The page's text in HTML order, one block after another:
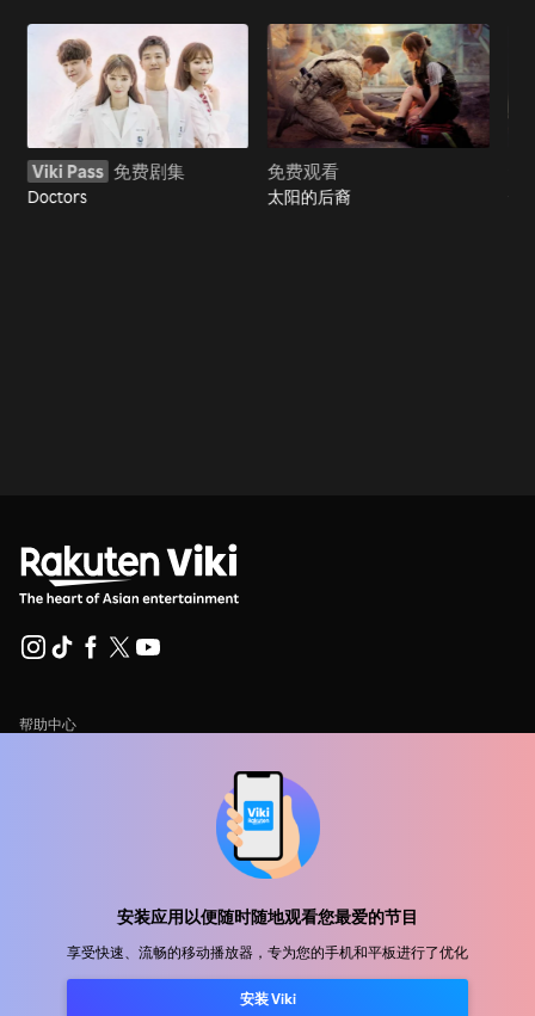
安装应用以便随时随地观看您最爱的节目
享受快速、流畅的移动播放器，专为您的手机和平板进行了优化
安装 Viki
Viki Pass 免费剧集
Doctors
免费观看
太阳的后裔
帮助中心
使用条款